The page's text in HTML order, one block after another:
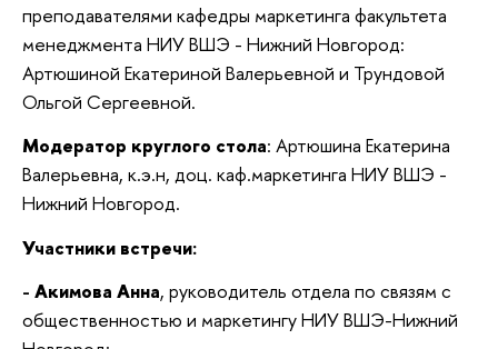
преподавателями кафедры маркетинга факультета
менеджмента НИУ ВШЭ - Нижний Новгород:
Артюшиной Екатериной Валерьевной и Трундовой
Ольгой Сергеевной.
Модератор круглого стола: Артюшина Екатерина
Валерьевна, к.э.н, доц. каф.маркетинга НИУ ВШЭ -
Нижний Новгород.
Участники встречи:
- Акимова Анна, руководитель отдела по связям с
общественностью и маркетингу НИУ ВШЭ-Нижний